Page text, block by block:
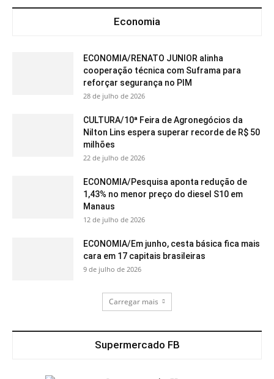
Economia
ECONOMIA/RENATO JUNIOR alinha
cooperação técnica com Suframa para
reforçar segurança no PIM
28 de julho de 2026
CULTURA/10ª Feira de Agronegócios da
Nilton Lins espera superar recorde de R$ 50
milhões
22 de julho de 2026
ECONOMIA/Pesquisa aponta redução de
1,43% no menor preço do diesel S10 em
Manaus
12 de julho de 2026
ECONOMIA/Em junho, cesta básica fica mais
cara em 17 capitais brasileiras
9 de julho de 2026
Carregar mais
Supermercado FB